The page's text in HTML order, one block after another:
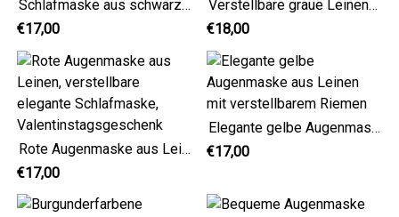
Schlafmaske aus schwarzem und grünem Leinen
€17,00
Verstellbare graue Leinenmaske, gruselige Batman-Schlafaugenmaske
€18,00
Rote Augenmaske aus Leinen, verstellbare elegante Schlafmaske, Valentinstagsgeschenk
€17,00
Elegante gelbe Augenmaske aus Leinen mit verstellbarem Riemen
€17,00